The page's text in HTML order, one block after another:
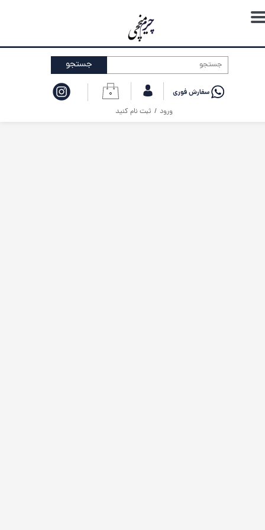
۰
ورود / ثبت نام کنید
حساب کاربری من
تغییر گذر واژه
خروج از حساب کاربری
جستجو